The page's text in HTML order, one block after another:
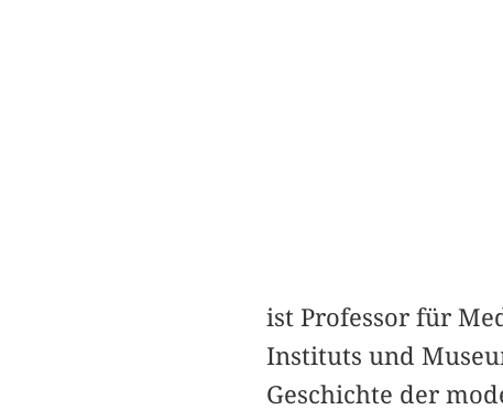
ist Professor für
Instituts und
Geschichte der